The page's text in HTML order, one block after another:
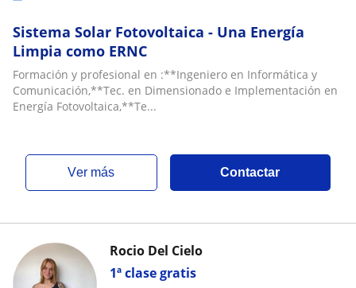
Sistema Solar Fotovoltaica - Una Energía
Limpia como ERNC
Formación y profesional en :**Ingeniero en Informática y
Comunicación,**Tec. en Dimensionado e Implementación en
Energía Fotovoltaica,**Te...
ver más Contactar
1ª clase gratis
Rocio Del Cielo